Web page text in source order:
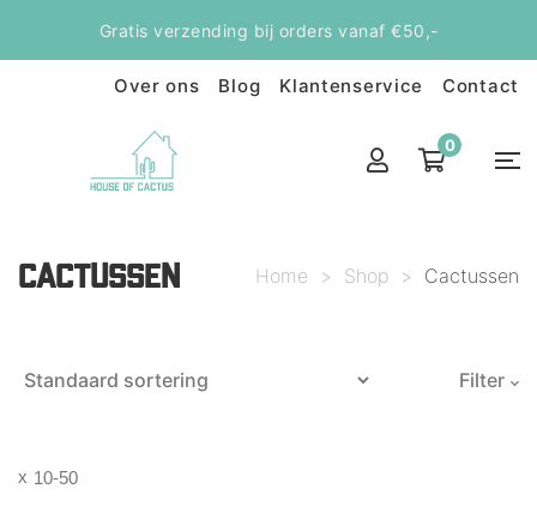
Gratis verzending bij orders vanaf €50,-
Over ons Blog Klantenservice Contact
0
CACTUSSEN Home > Shop > Cactussen
Filter
10-50